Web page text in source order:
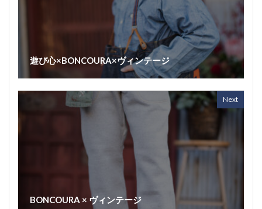
遊び心×BONCOURA×ヴィンテージ
Next
BONCOURA × ヴィンテージ